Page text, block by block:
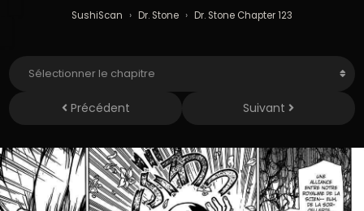
SushiScan › Dr. Stone › Dr. Stone Chapter 123
Précédent Suivant